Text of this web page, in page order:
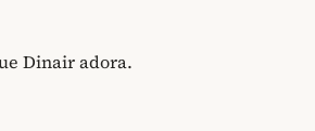
Dinair adora.